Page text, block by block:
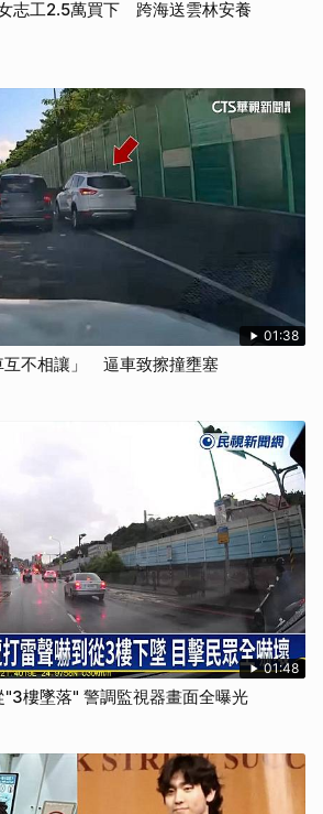
志工2.5萬買下 跨海送雲林安養
01:38
互不相讓」 逼車致擦撞壅塞
01:48
樓墜落" 警調監視器畫面全曝光